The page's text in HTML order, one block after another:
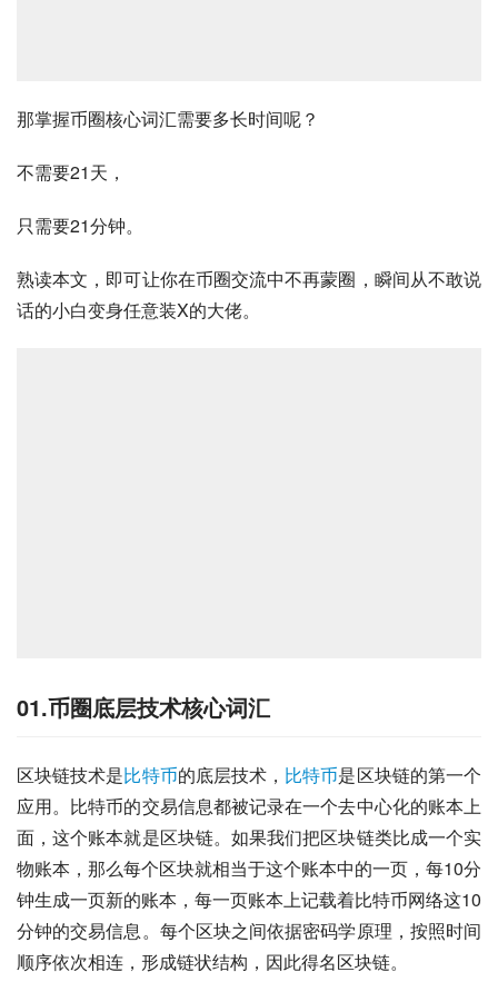
那掌握币圈核心词汇需要多长时间呢？
不需要21天，
只需要21分钟。
熟读本文，即可让你在币圈交流中不再蒙圈，瞬间从不敢说
话的小白变身任意装X的大佬。
01.币圈底层技术核心词汇
区块链技术是比特币的底层技术， 比特币是区块链的第一个
应用。比特币的交易信息都被记录在一个去中心化的账本上
面，这个账本就是区块链。如果我们把区块链类比成一个实
物账本，那么每个区块就相当于这个账本中的一页，每10分
钟生成一页新的账本，每一页账本上记载着比特币网络这10
分钟的交易信息。每个区块之间依据密码学原理，按照时间
顺序依次相连，形成链状结构，因此得名区块链。